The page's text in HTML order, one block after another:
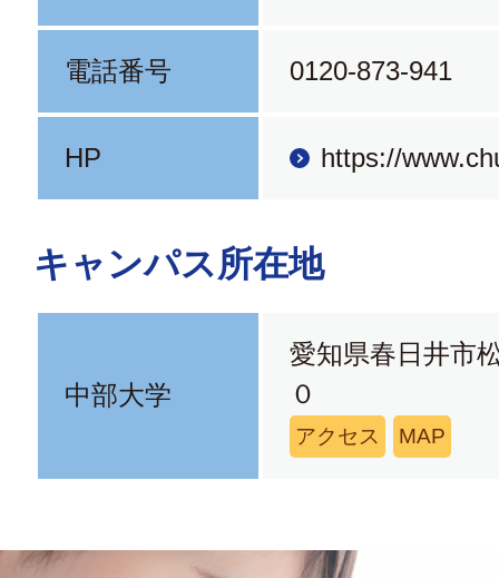
電話番号 0120-873-941
HP https://
キャンパス所在地
中部大学
愛知県春日井市
０
アクセス MAP